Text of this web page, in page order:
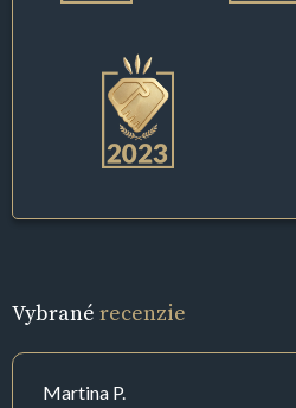
Vybrané recenzie
Martina P.